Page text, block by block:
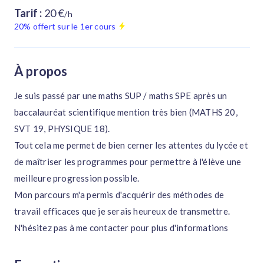
Tarif : 20 €/h
20% offert sur le 1er cours
À propos
Je suis passé par une maths SUP / maths SPE après un
baccalauréat scientifique mention très bien (MATHS 20,
SVT 19, PHYSIQUE 18).
Tout cela me permet de bien cerner les attentes du lycée et
de maîtriser les programmes pour permettre à l'élève une
meilleure progression possible.
Mon parcours m'a permis d'acquérir des méthodes de
travail efficaces que je serais heureux de transmettre.
N'hésitez pas à me contacter pour plus d'informations